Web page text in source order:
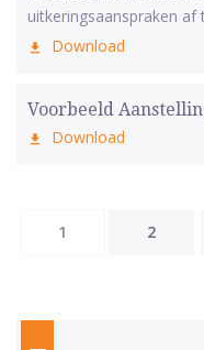
uitkeringsaanspraken af
Download
Voorbeeld
Download
1 2